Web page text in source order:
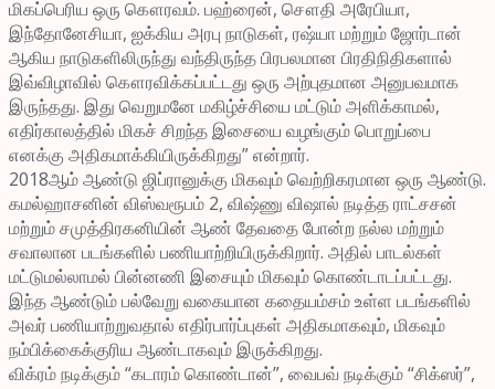
மிகப்பெரிய ஒரு கௌரவம். பஹ்ரைன், சௌதி அரேபியா,
இந்தோனேசியா, ஐக்கிய அரபு நாடுகள், ரஷ்யா மற்றும் ஜோர்டான்
ஆகிய நாடுகளிலிருந்து வந்திருந்த பிரபலமான பிரதிநிதிகளால்
இவ்விழாவில் கௌரவிக்கப்பட்டது ஒரு அற்புதமான அனுபவமாக
இருந்தது. இது வெறுமனே மகிழ்ச்சியை மட்டும் அளிக்காமல்,
எதிர்காலத்தில் மிகச் சிறந்த இசையை வழங்கும் பொறுப்பை
எனக்கு அதிகமாக்கியிருக்கிறது” என்றார்.
2018ஆம் ஆண்டு ஜிப்ரானுக்கு மிகவும் வெற்றிகரமான ஒரு ஆண்டு.
கமல்ஹாசனின் விஸ்வரூபம் 2, விஷ்ணு விஷால் நடித்த ராட்சசன்
மற்றும் சமுத்திரகனியின் ஆண் தேவதை போன்ற நல்ல மற்றும்
சவாலான படங்களில் பணியாற்றியிருக்கிறார். அதில் பாடல்கள்
மட்டுமல்லாமல் பின்னணி இசையும் மிகவும் கொண்டாடப்பட்டது.
இந்த ஆண்டும் பல்வேறு வகையான கதையம்சம் உள்ள படங்களில்
அவர் பணியாற்றுவதால் எதிர்பார்ப்புகள் அதிகமாகவும், மிகவும்
நம்பிக்கைக்குரிய ஆண்டாகவும் இருக்கிறது.
விக்ரம் நடிக்கும் “கடாரம் கொண்டான்”, வைபவ் நடிக்கும் “சிக்ஸர்”,